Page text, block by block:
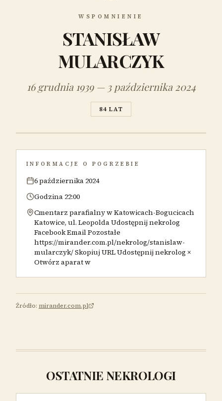
WSPOMNIENIE
STANISŁAW
MULARCZYK
16 grudnia 1939 — 3 października 2024
84 LAT
INFORMACJE O POGRZEBIE
6 października 2024
Godzina 22:00
Cmentarz parafialny w Katowicach-Bogucicach
Katowice, ul. Leopolda Udostępnij nekrolog
Facebook Email Pozostałe
https://mirander.com.pl/nekrolog/stanislaw-
mularczyk/ Skopiuj URL Udostępnij nekrolog ×
Otwórz aparat w
Źródło: mirander.com.pl
OSTATNIE NEKROLOGI